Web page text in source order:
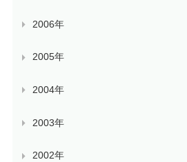
2006年
2005年
2004年
2003年
2002年